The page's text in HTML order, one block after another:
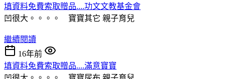
填資料免費索取贈品....功文文教基金會
凹很大。。。。 寶寶其它 親子育兒
繼續閱讀
16年前
填資料免費索取贈品....滿意寶寶